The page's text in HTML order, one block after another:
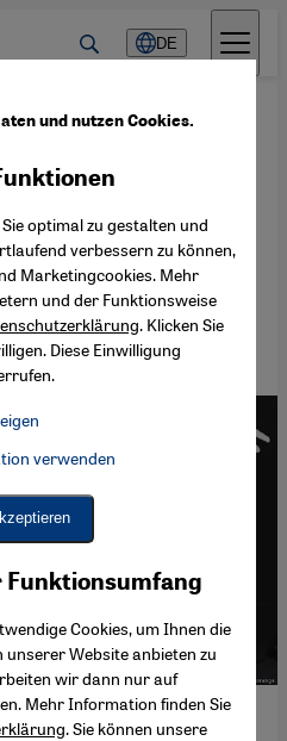
DE
·15.10.2022
zum
عربي
Foto: Picture Alliance
und nutzen Cookies.
Cookies, um Ihnen die
Website anbieten zu
wir dann nur auf
Mehr Information finden Sie
. Sie können unsere
optimal zu gestalten und
verbessern zu können,
Marketingcookies. Mehr
und der Funktionsweise
. Klicken Sie
Diese Einwilligung
Connect, Google Maps Embed,
Connect
verwenden